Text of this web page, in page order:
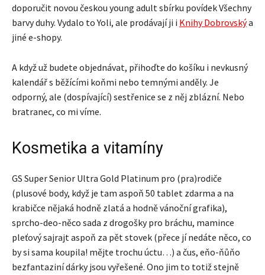
doporučit novou českou young adult sbírku povídek Všechny
barvy duhy. Vydalo to Yoli, ale prodávají ji i Knihy Dobrovskýa
jiné e-shopy.
A když už budete objednávat, přihoďte do košíku i nevkusný
kalendář s běžícími koňmi nebo temnými anděly. Je
odporný, ale (dospívající) sestřenice se z něj zblázní. Nebo
bratranec, co mi víme.
Kosmetika a vitamíny
GS Super Senior Ultra Gold Platinum pro (pra)rodiče
(plusové body, když je tam aspoň 50 tablet zdarma a na
krabičce nějaká hodně zlatá a hodně vánoční grafika),
sprcho-deo-něco sada z drogošky pro bráchu, mamince
pleťový sajrajt aspoň za pět stovek (přece jí nedáte něco, co
by si sama koupila! mějte trochu úctu…) a čus, eňo-ňůňo
bezfantaziní dárky jsou vyřešené. Ono jim to totiž stejně